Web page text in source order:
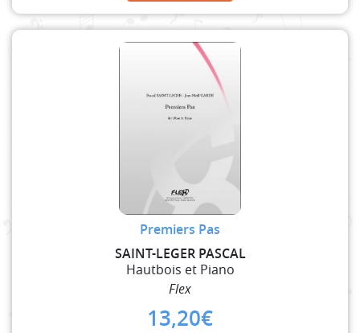
Premiers Pas
SAINT-LEGER PASCAL
Hautbois et Piano
Flex
13,20€